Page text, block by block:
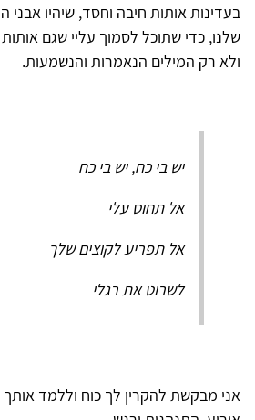
בעדינות אותות חיבה וחסד, שיהיו אבני
שלנו, כדי שתוכל לסמוך עליי שגם
ולא רק המילים הנאמרות והנשמעות.
יש בי כח, יש בי כח
אל תחוס עלי
אל תפריע לקוצים שלך
לשרוט את רגלי
אני מבקשת להקרין לך כוח וללמד אותך